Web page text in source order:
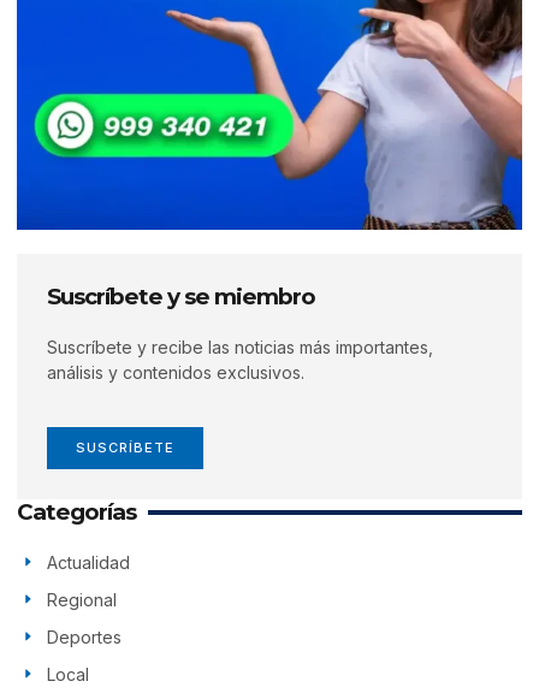
Suscríbete y se miembro
Suscríbete y recibe las noticias más importantes,
análisis y contenidos exclusivos.
SUSCRÍBETE
Categorías
Actualidad
Regional
Deportes
Local